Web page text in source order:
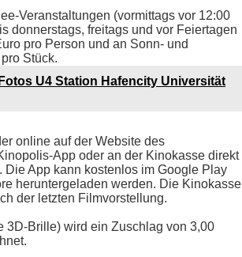
Veranstaltungen (vormittags vor 12:00
donnerstags, freitags und vor Feiertagen
pro Person und an Sonn- und
Stück.
U4 Station Hafencity Universität
online auf der Website des
App oder an der Kinokasse direkt
Die App kann kostenlos im Google Play
heruntergeladen werden. Die Kinokasse
der letzten Filmvorstellung.
3D-Brille) wird ein Zuschlag von 3,00